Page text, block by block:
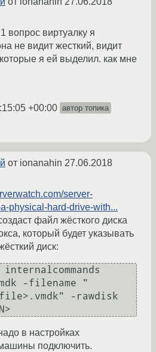
вопрос виртуалку я
не видит жесткий, видит
которые я ей выделил. как мне
+00:00 автор топика
от ionanahin 27.06.2018
server-
physical-hard-drive-with...
файл жёсткого диска
который будет указывать
диск:
internalcommands
-filename "
-rawdisk
в настройках
подключить.